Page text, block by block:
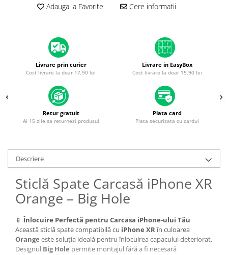
A1342 (Unibody 13” 2009-2010)
iPhone 16 Pro Max
iPhone 16 Pro
iPhone 17 Pro
iPhone 15 Pro Max
iPhone 16 Plus
iPhone 17
iPhone 16
iPhone 15 Plus
iPhone 15
iPhone 14 Pro Max
iPhone 14 Pro
iPhone 14 Plus
iPhone 14
Adauga la Favorite Cere informatii
Livrare prin curier
Cost livrare la doar 17,90 lei
Livrare in EasyBox
Cost livrare la doar 15,90 lei
Retur gratuit
Ai 15 zile sa returnezi produsul
Plata card
Plata securizata cu cardul
Descriere
Sticlă Spate Carcasă iPhone XR
Orange – Big Hole
📱Înlocuire Perfectă pentru Carcasa iPhone-ului Tău
Această sticlă spate compatibilă cu iPhone XRîn culoarea
Orange este soluția ideală pentru înlocuirea capacului deteriorat.
Designul Big Hole permite montajul fără a fi necesară